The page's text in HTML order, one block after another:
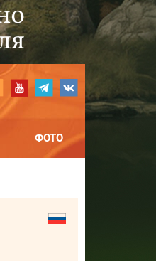
ФОТО